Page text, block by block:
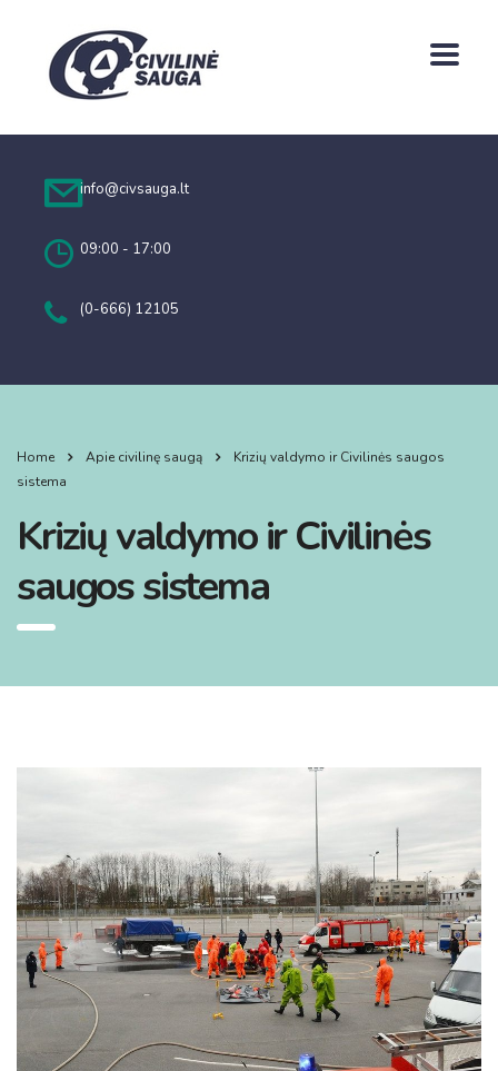
info@civsauga.lt
09:00 - 17:00
(0-666) 12105
Home Apie civilinę saugą
Krizių valdymo ir Civilinės saugos
sistema
Krizių valdymo ir Civilinės
saugos sistema